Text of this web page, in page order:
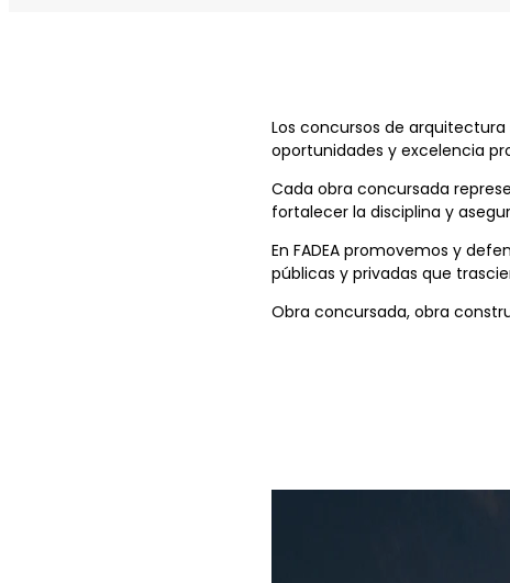
Los concursos de
oportunidades y excelencia
Cada obra concursada
fortalecer la disciplina y
En FADEA promovemos y
públicas y privadas que
Obra concursada, obra